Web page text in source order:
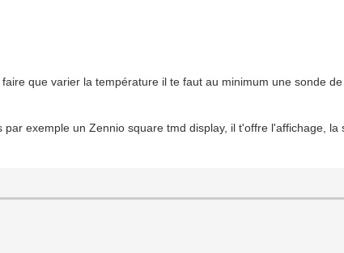
que varier la température il te faut au minimum une sonde
exemple un Zennio square tmd display, il t'offre l'affichage,